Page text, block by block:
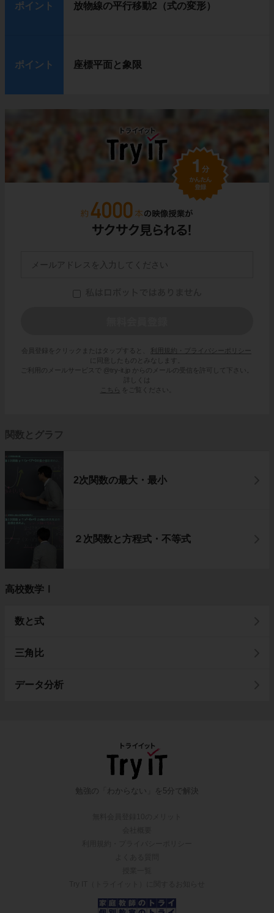
ポイント 放物線の平行移動2（式の変形）
ポイント 座標平面と象限
会員登録をクリックまたはタップすると、
利用規約・プライバシーポリシー
に同意したものとみなします。
ご利用のメールサービスで @try-it.jp からのメールの受信を許可して下さい。
詳しくは
こちら
をご覧ください。
関数とグラフ
2次関数の最大・最小
２次関数と方程式・不等式
高校数学Ⅰ
数と式
三角比
データ分析
勉強の「わからない」を5分で解決